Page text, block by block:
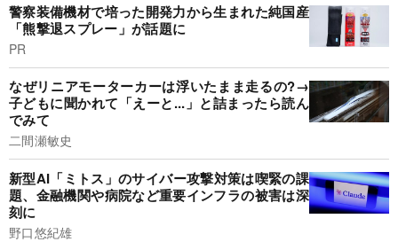
警察装備機材で培った開発力から生まれた純国産
「熊撃退スプレー」が話題に
PR
なぜリニアモーターカーは浮いたまま走るの?→
子どもに聞かれて「えーと...」と詰まったら読ん
でみて
二間瀬敏史
新型AI「ミトス」のサイバー攻撃対策は喫緊の課
題、金融機関や病院など重要インフラの被害は深
刻に
野口悠紀雄